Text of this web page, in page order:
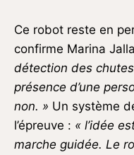
Ce robot reste en
confirme Marina
détection des
présence d’une
non. » Un système
l’épreuve : « l’idée
marche guidée. Le